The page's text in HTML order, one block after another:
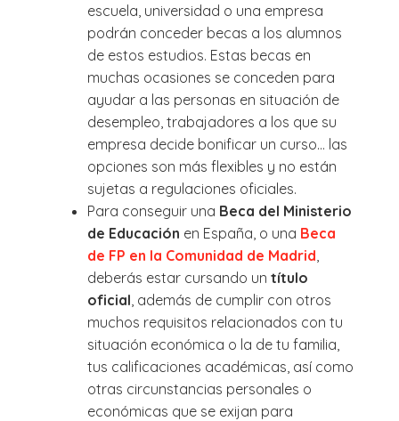
escuela, universidad o una empresa
podrán conceder becas a los alumnos
de estos estudios. Estas becas en
muchas ocasiones se conceden para
ayudar a las personas en situación de
desempleo, trabajadores a los que su
empresa decide bonificar un curso… las
opciones son más flexibles y no están
sujetas a regulaciones oficiales.
Para conseguir una Beca del Ministerio
de Educación en España, o una Beca
de FP en la Comunidad de Madrid
deberás estar cursando un título
oficial , además de cumplir con otros
muchos requisitos relacionados con tu
situación económica o la de tu familia,
tus calificaciones académicas, así como
otras circunstancias personales o
económicas que se exijan para